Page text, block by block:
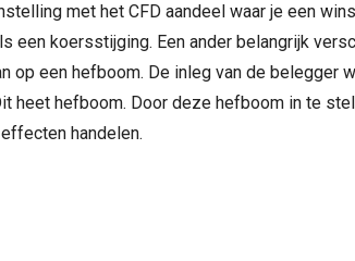
met het CFD aandeel waar je een
een koersstijging. Een ander belangrijk
op een hefboom. De inleg van de belegger
heet hefboom. Door deze hefboom in te
handelen.